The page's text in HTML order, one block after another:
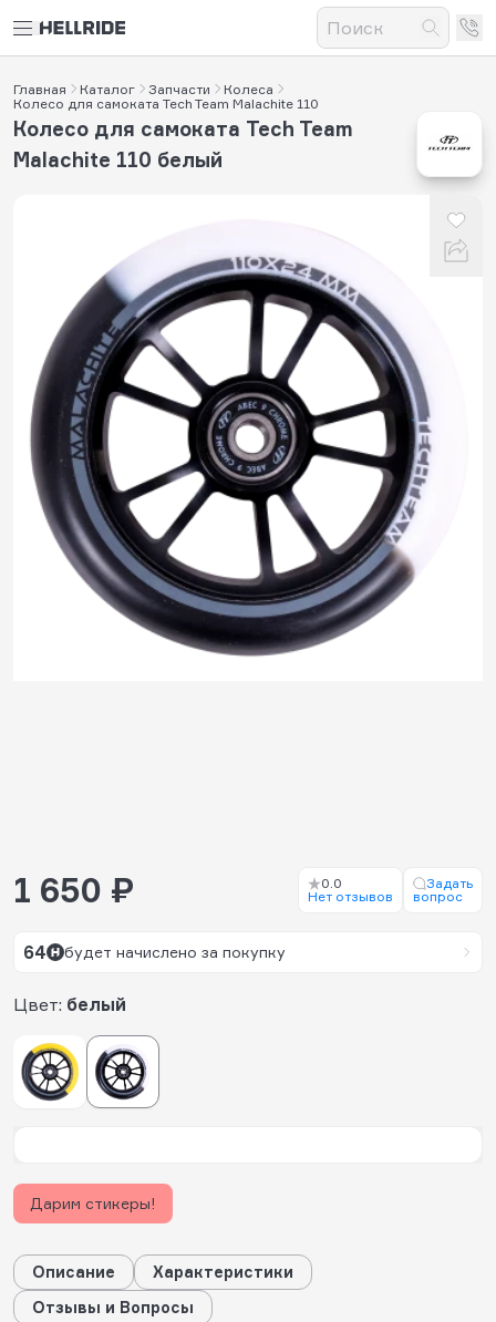
Главная Каталог Запчасти
Колеса
Колесо для самоката Tech Team Malachite 110
Колесо для самоката Tech Team
Malachite 110 белый
Цвет: белый
1 650 ₽
0.0
Нет отзывов
Задать
вопрос
64 будет начислено за покупку
Дарим стикеры!
Описание
Характеристики
Отзывы и Вопросы